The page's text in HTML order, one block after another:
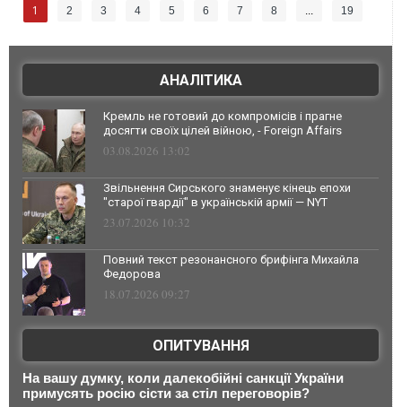
1 2 3 4 5 6 7 8 ... 19
АНАЛІТИКА
Кремль не готовий до компромісів і прагне
досягти своїх цілей війною, - Foreign Affairs
03.08.2026 13:02
Звільнення Сирського знаменує кінець епохи
"старої гвардії" в українській армії — NYT
23.07.2026 10:32
Повний текст резонансного брифінга Михайла
Федорова
18.07.2026 09:27
ОПИТУВАННЯ
На вашу думку, коли далекобійні санкції України
примусять росію сісти за стіл переговорів?